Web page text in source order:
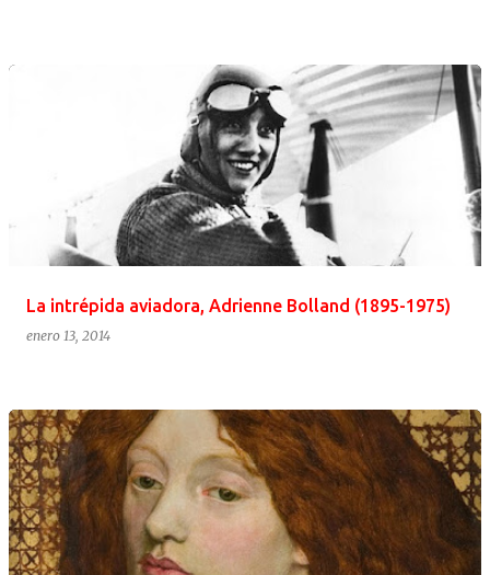
La intrépida aviadora, Adrienne Bolland (1895-1975)
enero 13, 2014